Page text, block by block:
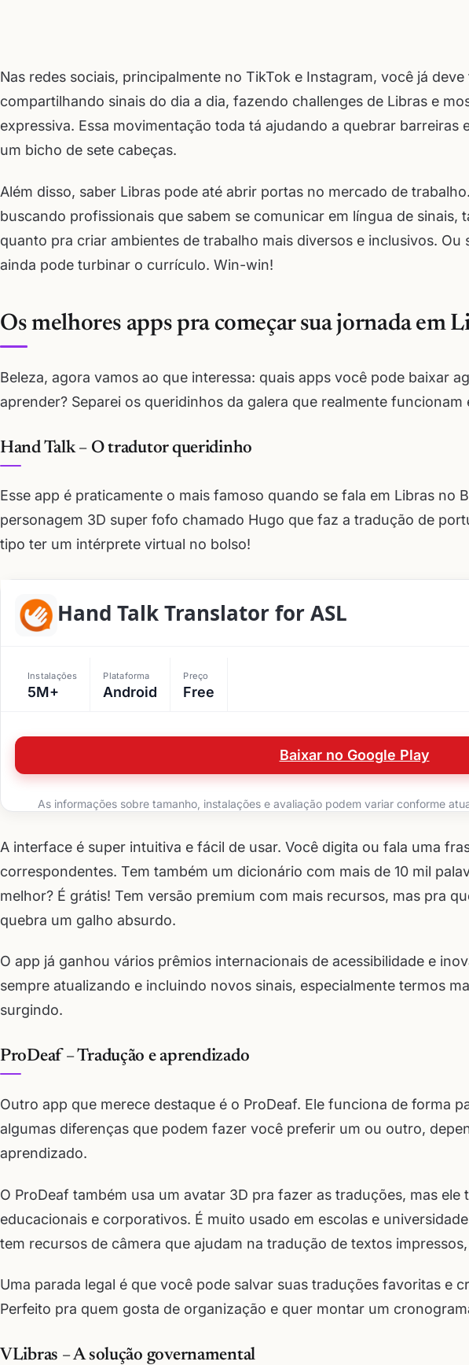
Nas redes sociais, principalmente no TikTok e Instagram, você já
compartilhando sinais do dia a dia, fazendo challenges de Libras e
expressiva. Essa movimentação toda tá ajudando a quebrar barreiras
um bicho de sete cabeças.
Além disso, saber Libras pode até abrir portas no mercado de
buscando profissionais que sabem se comunicar em língua de sinais,
quanto pra criar ambientes de trabalho mais diversos e inclusivos. Ou
ainda pode turbinar o currículo. Win-win!
Os melhores apps pra começar sua jornada em
Beleza, agora vamos ao que interessa: quais apps você pode baixar
aprender? Separei os queridinhos da galera que realmente
Hand Talk – O tradutor queridinho
Esse app é praticamente o mais famoso quando se fala em Libras no
personagem 3D super fofo chamado Hugo que faz a tradução de
tipo ter um intérprete virtual no bolso!
Hand Talk Translator for ASL
Instalações
5M+
Plataforma
Android
Preço
Free
Baixar no Google Play
As informações sobre tamanho, instalações e avaliação podem variar conforme
A interface é super intuitiva e fácil de usar. Você digita ou fala uma
correspondentes. Tem também um dicionário com mais de 10 mil
melhor? É grátis! Tem versão premium com mais recursos, mas pra
quebra um galho absurdo.
O app já ganhou vários prêmios internacionais de acessibilidade e
sempre atualizando e incluindo novos sinais, especialmente termos
surgindo.
ProDeaf – Tradução e aprendizado
Outro app que merece destaque é o ProDeaf. Ele funciona de forma
algumas diferenças que podem fazer você preferir um ou outro,
aprendizado.
O ProDeaf também usa um avatar 3D pra fazer as traduções, mas
educacionais e corporativos. É muito usado em escolas e
tem recursos de câmera que ajudam na tradução de textos
Uma parada legal é que você pode salvar suas traduções favoritas e
Perfeito pra quem gosta de organização e quer montar um
VLibras – A solução governamental